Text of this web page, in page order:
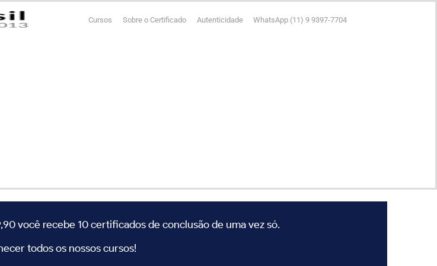
Cursos Sobre o Certificado Autenticidade WhatsApp (11) 9 9397-7704
você recebe 10 certificados de conclusão de uma vez só.
todos os nossos cursos!